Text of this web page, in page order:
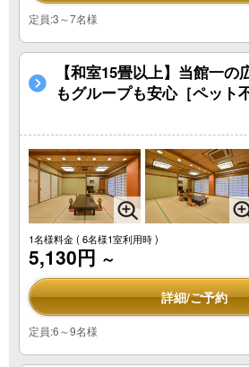
定員:3～7名様
【和室15畳以上】当館一
もグループも安心［ペット
1名様料金( 6名様1室利用時 )
5,130円 ～
詳細/ご予約
定員:6～9名様